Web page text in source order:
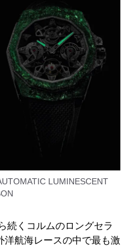
LUMINESCENT
続くコルムのロングセラ
洋航海レースの中で最も激